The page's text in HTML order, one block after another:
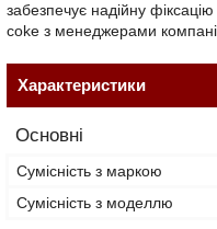
забезпечує надійну
coke з менеджерами
Характеристики
Основні
Сумісність з маркою
Сумісність з моделлю